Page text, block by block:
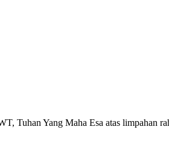
Tuhan Yang Maha Esa atas limpahan